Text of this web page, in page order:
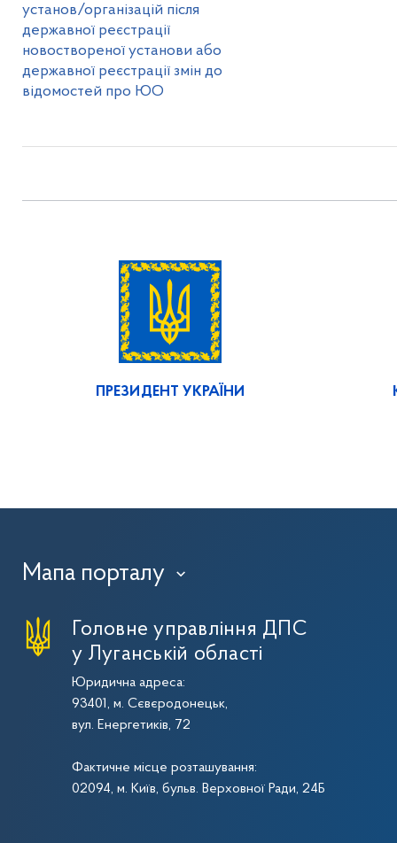
установ/організацій після
державної реєстрації
новоствореної установи або
державної реєстрації змін до
відомостей про ЮО
ПРЕЗИДЕНТ УКРАЇНИ
Мапа порталу ›
Головне управління ДПС
у Луганській області
Юридична адреса:
93401, м. Сєвєродонецьк,
вул. Енергетиків, 72
Фактичне місце розташування:
02094, м. Київ, бульв. Верховної Ради, 24Б